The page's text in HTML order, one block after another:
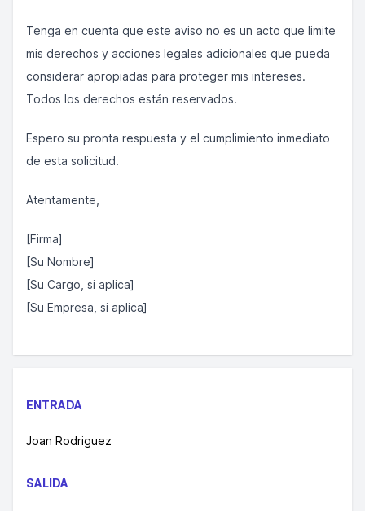
Tenga en cuenta que este aviso no es un acto que limite
mis derechos y acciones legales adicionales que pueda
considerar apropiadas para proteger mis intereses.
Todos los derechos están reservados.
Espero su pronta respuesta y el cumplimiento inmediato
de esta solicitud.
Atentamente,
[Firma]
[Su Nombre]
[Su Cargo, si aplica]
[Su Empresa, si aplica]
ENTRADA
Joan Rodriguez
SALIDA